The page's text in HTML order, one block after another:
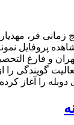
پروفایل
سال ۱۳۷۵ در تهران و